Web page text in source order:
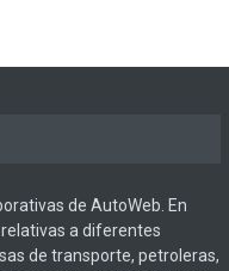
de AutoWeb. En
a diferentes
de transporte, petroleras,